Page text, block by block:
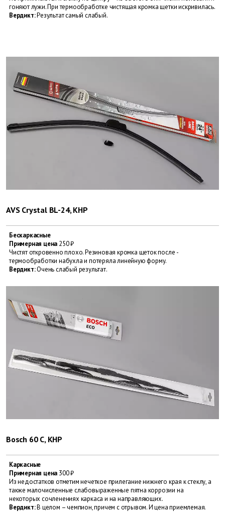
гоняют лужи. При термообработке чистящая кромка щетки искривилась.
Вердикт:Результат самый слабый.
AVS Crystal BL-24, КНР
Бескаркасные
Примерная цена 250 ₽
Чистят откровенно плохо. Резиновая кромка щеток после ­
термообработки набухла и потеряла линейную форму.
Вердикт:Очень слабый результат.
Bosch 60 C, КНР
Каркасные
Примерная цена 300 ₽
Из недостатков отметим нечеткое прилегание нижнего края к стеклу, а
также малочисленные слабовыраженные пятна коррозии на
некоторых сочленениях каркаса и на направляющих.
Вердикт:В целом – чемпион, причем с отрывом. И цена приемлемая.